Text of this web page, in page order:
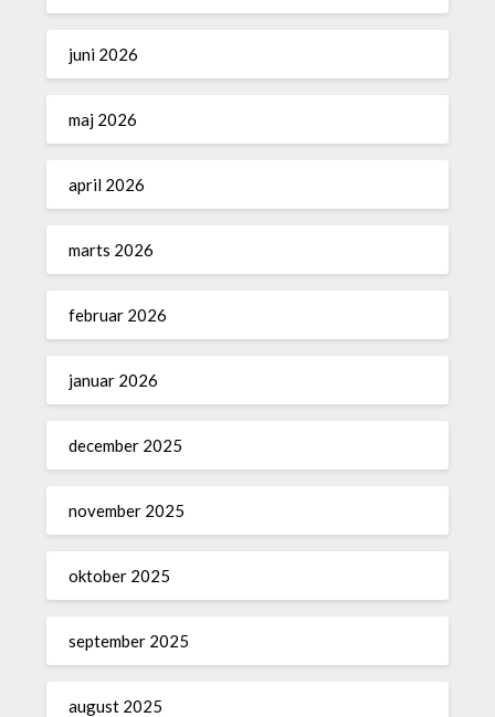
juni 2026
maj 2026
april 2026
marts 2026
februar 2026
januar 2026
december 2025
november 2025
oktober 2025
september 2025
august 2025